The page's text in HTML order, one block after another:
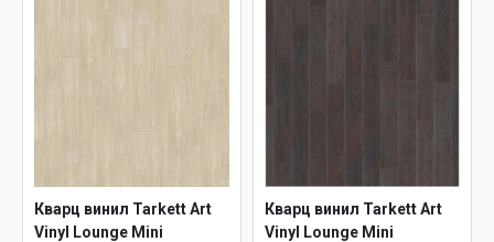
Кварц винил Tarkett Art
Vinyl Lounge Mini
Кварц винил Tarkett Art
Vinyl Lounge Mini